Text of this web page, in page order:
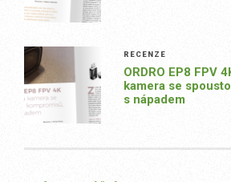
RECENZE
ORDRO EP8 FPV
kamera se
s nápadem